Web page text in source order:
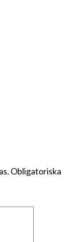
Obligatoriska